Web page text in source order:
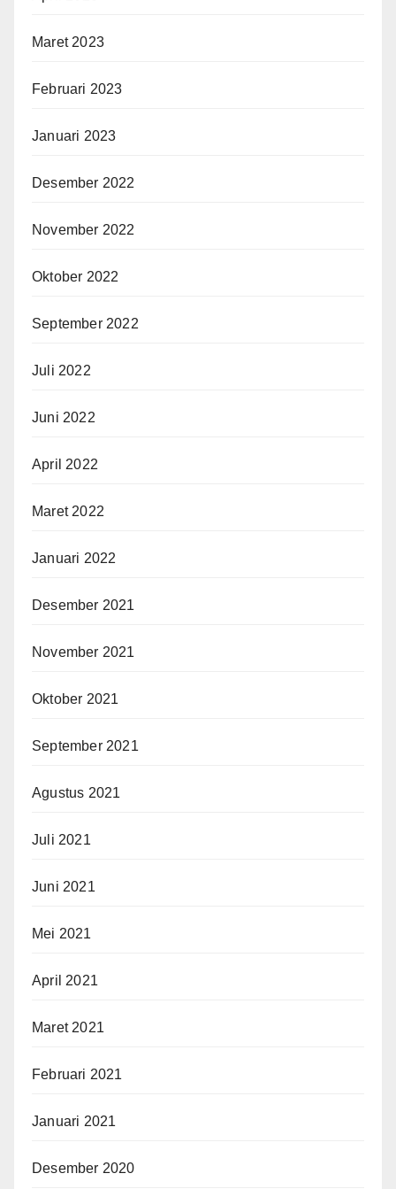
Maret 2023
Februari 2023
Januari 2023
Desember 2022
November 2022
Oktober 2022
September 2022
Juli 2022
Juni 2022
April 2022
Maret 2022
Januari 2022
Desember 2021
November 2021
Oktober 2021
September 2021
Agustus 2021
Juli 2021
Juni 2021
Mei 2021
April 2021
Maret 2021
Februari 2021
Januari 2021
Desember 2020